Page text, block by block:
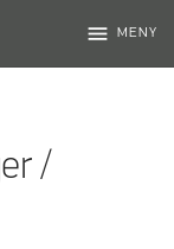
menu MENY
/